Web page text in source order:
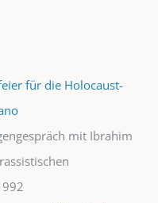
für die Holocaust-
mit Ibrahim